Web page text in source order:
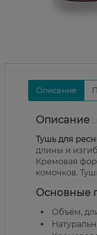
Описание
Описание
Тушь для
длины и
Кремовая
комочков.
Основные
Объём,